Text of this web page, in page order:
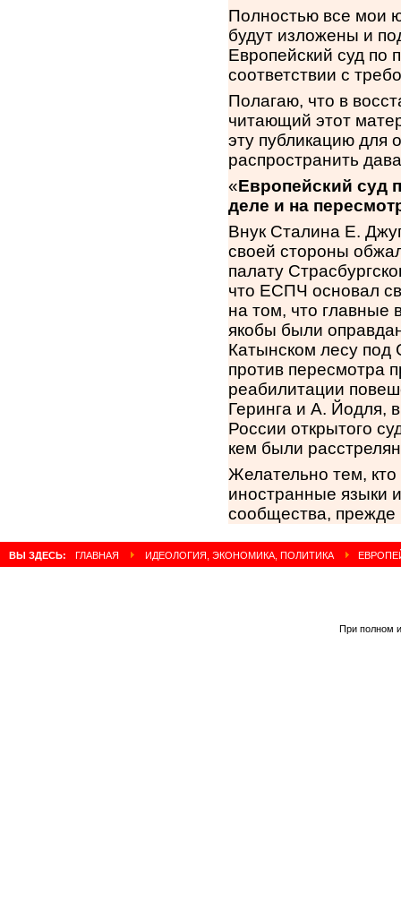
Полностью все мои
будут изложены и
Европейский суд
соответствии с
Полагаю, что в
читающий этот
эту публикацию для
распространить
«Европейский суд
деле и на
Внук Сталина Е.
своей стороны
палату
что ЕСПЧ основал
на том, что главные
якобы были
Катынском лесу под
против пересмотра
реабилитации
Геринга и А. Йодля,
России открытого
кем были
Желательно тем,
иностранные языки
сообщества,
ВЫ ЗДЕСЬ: ГЛАВНАЯ ИДЕОЛОГИЯ, ЭКОНОМИКА, ПОЛИТИКА
При полном